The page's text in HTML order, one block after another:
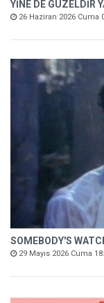
YİNE DE GÜZELDİR
26 Haziran 2026 Cuma
SOMEBODY'S
29 Mayıs 2026 Cuma